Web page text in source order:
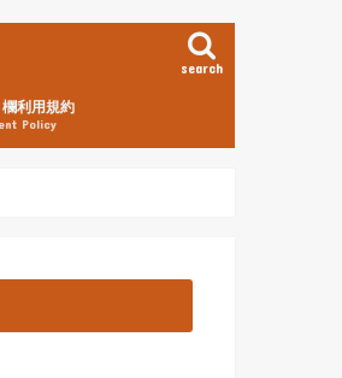
search
欄利用規約
Policy